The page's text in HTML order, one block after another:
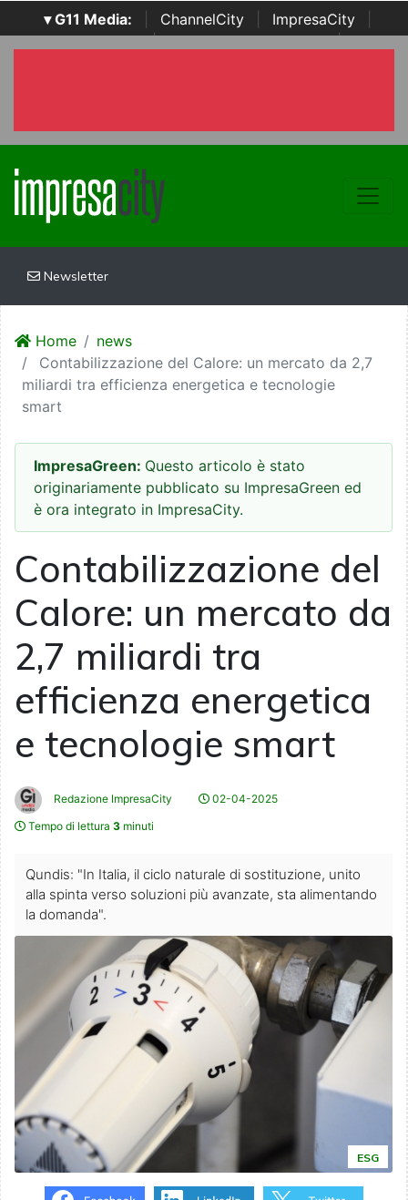
▾ G11 Media: ChannelCity ImpresaCity
SecurityOpenLab | Italian Channel Awards | Italian
Newsletter
Home
news
Contabilizzazione del Calore: un mercato da 2,7
miliardi tra efficienza energetica e tecnologie
smart
ImpresaGreen: Questo articolo è stato
originariamente pubblicato su ImpresaGreen ed
è ora integrato in ImpresaCity.
Contabilizzazione del
Calore: un mercato da
2,7 miliardi tra
efficienza energetica
e tecnologie smart
Redazione ImpresaCity
02-04-2025
Tempo di lettura 3 minuti
Qundis: "In Italia, il ciclo naturale di sostituzione, unito
alla spinta verso soluzioni più avanzate, sta alimentando
la domanda".
ESG